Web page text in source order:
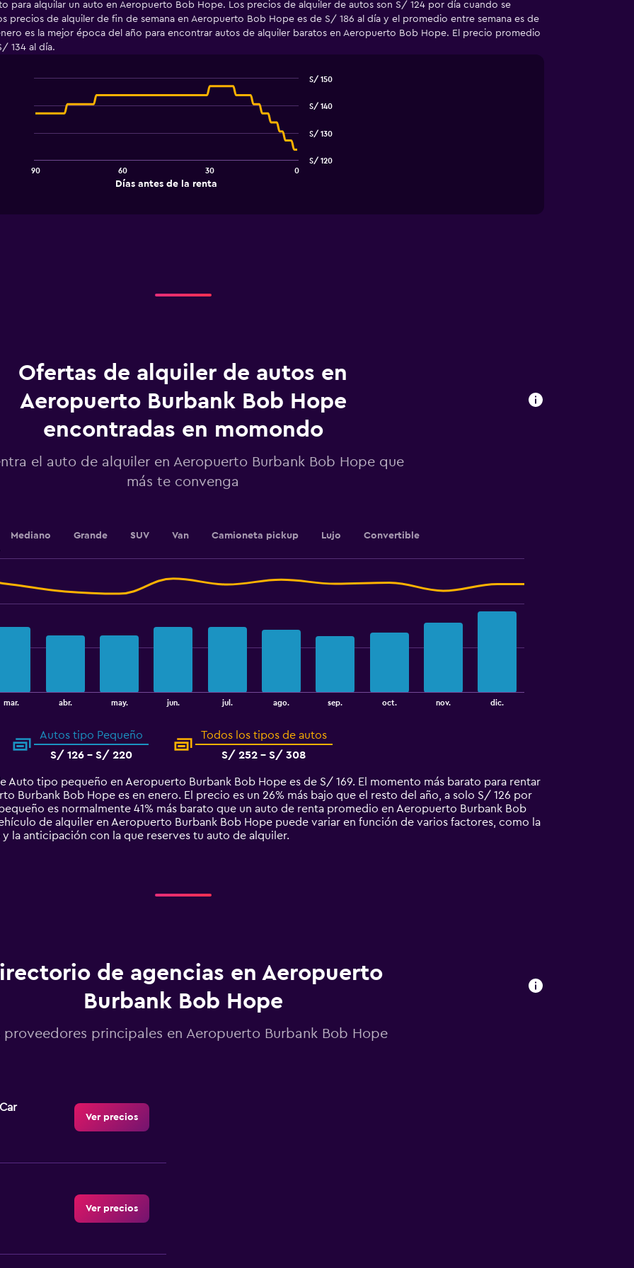
para alquilar un auto en Aeropuerto Bob Hope. Los precios de alquiler de autos son S/ 124 por día cuando se
precios de alquiler de fin de semana en Aeropuerto Bob Hope es de S/ 186 al día y el promedio entre semana es de
es la mejor época del año para encontrar autos de alquiler baratos en Aeropuerto Bob Hope. El precio promedio
134 al día.
chart
with
The
categories.
The
chart
has
displaying
Días antes de la renta
90 60 30 0
S/ 120
S/ 130
S/ 140
S/ 150
Ofertas de alquiler de autos en
Aeropuerto Burbank Bob Hope
encontradas en momondo
el auto de alquiler en Aeropuerto Burbank Bob Hope que
más te convenga
Mediano Grande SUV Van Camioneta pickup Lujo Convertible
mar. abr. may. jun. jul. ago. sep. oct. nov. dic.
Autos tipo Pequeño
S/ 126 - S/ 220
Todos los tipos de autos
S/ 252 - S/ 308
Auto tipo pequeño en Aeropuerto Burbank Bob Hope es de S/ 169. El momento más barato para rentar
Burbank Bob Hope es en enero. El precio es un 26% más bajo que el resto del año, a solo S/ 126 por
es normalmente 41% más barato que un auto de renta promedio en Aeropuerto Burbank Bob
de alquiler en Aeropuerto Burbank Bob Hope puede variar en función de varios factores, como la
la anticipación con la que reserves tu auto de alquiler.
de agencias en Aeropuerto
Burbank Bob Hope
proveedores principales en Aeropuerto Burbank Bob Hope
Ver precios
Ver precios